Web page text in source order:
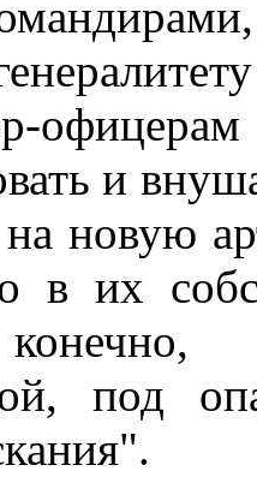
и
новую
в их
под